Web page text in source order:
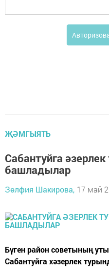
ҖӘМГЫЯТЬ
Сабантуйга
башладылар
Зөлфия Шакирова, 17 май
Бүген район советының
Сабантуйга хәзерлек